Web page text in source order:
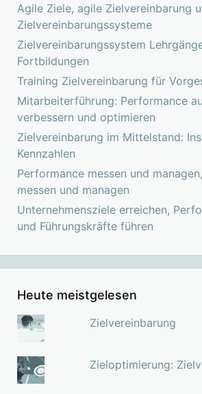
Agile Ziele, agile Zielvereinbarung
Zielvereinbarungssysteme
Zielvereinbarungssystem
Fortbildungen
Training Zielvereinbarung für
Mitarbeiterführung: Performance
verbessern und optimieren
Zielvereinbarung im Mittelstand:
Kennzahlen
Performance messen und
messen und managen
Unternehmensziele erreichen,
und Führungskräfte führen
Heute meistgelesen
Zielvereinbarung
Zieloptimierung: